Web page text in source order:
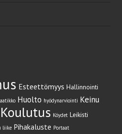
Esteettömyys Hallinnointi
Huolto hyödynarviointi Keinu
Koulutus Köydet Leikisti
liike Pihakaluste Portaat